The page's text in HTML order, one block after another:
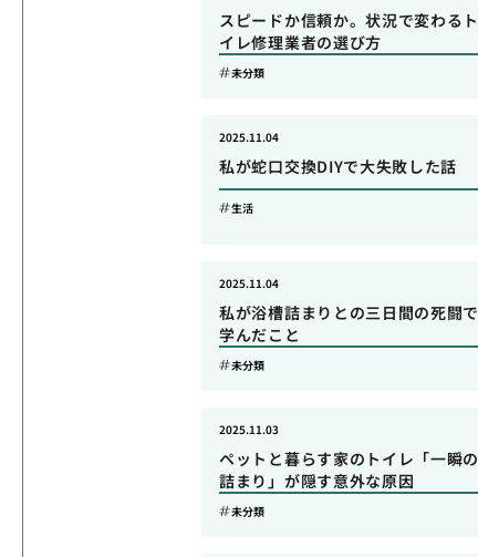
スピードか信頼か。状況で変わるト
イレ修理業者の選び方
未分類
私が蛇口交換DIYで大失敗した話
2025.11.04
生活
私が浴槽詰まりとの三日間の死闘で
学んだこと
2025.11.04
未分類
ペットと暮らす家のトイレ「一瞬の
詰まり」が隠す意外な原因
2025.11.03
未分類